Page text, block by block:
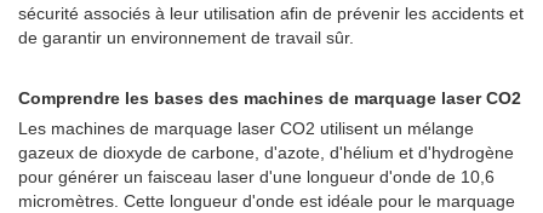
sécurité associés à leur utilisation afin de prévenir les accidents et
de garantir un environnement de travail sûr.
Comprendre les bases des machines de marquage laser CO2
Les machines de marquage laser CO2 utilisent un mélange
gazeux de dioxyde de carbone, d'azote, d'hélium et d'hydrogène
pour générer un faisceau laser d'une longueur d'onde de 10,6
micromètres. Cette longueur d'onde est idéale pour le marquage